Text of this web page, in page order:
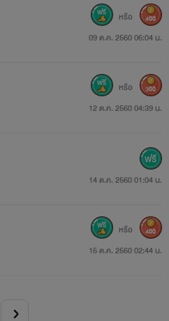
ฟนหนุ่มในอีกไม่ช้า แต่เธอกลับ
ชีวิตพร้อมลูกน้อยในครรภ์09 ต.ค. 2560 06:04 น.
หรือ 400
12 ต.ค. 2560 04:39 น.
หรือ 300
14 ต.ค. 2560 01:04 น.
15 ต.ค. 2560 02:44 น.
หรือ 400